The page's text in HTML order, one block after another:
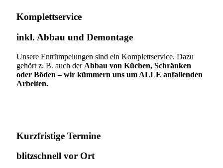
Komplettservice​
inkl. Abbau und Demontage​
Unsere Entrümpelungen sind ein Komplettservice. Dazu
gehört z. B. auch der Abbau von Küchen, Schränken
oder Böden – wir kümmern uns um ALLE anfallenden
Arbeiten.
Kurzfristige Termine​
blitzschnell vor Ort